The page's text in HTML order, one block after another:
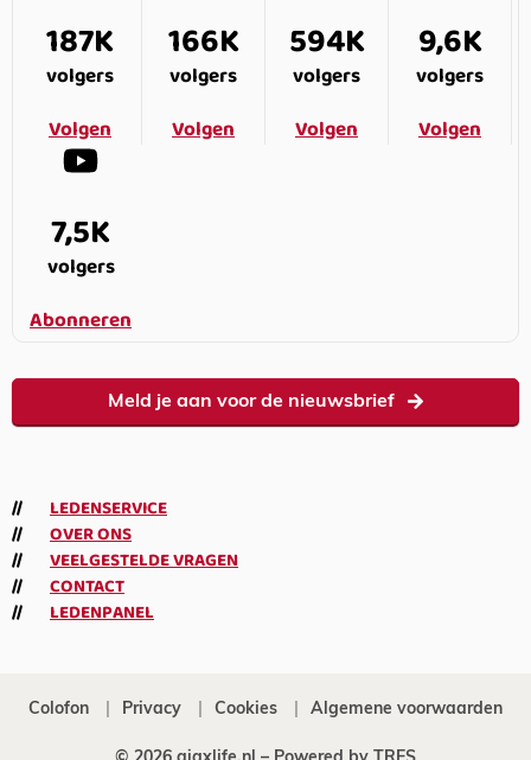
187K
volgers
Volgen
166K
volgers
Volgen
594K
volgers
Volgen
9,6K
volgers
Volgen
7,5K
volgers
Abonneren
Meld je aan voor de nieuwsbrief
LEDENSERVICE
OVER ONS
VEELGESTELDE VRAGEN
CONTACT
LEDENPANEL
Colofon Privacy Cookies Algemene voorwaarden